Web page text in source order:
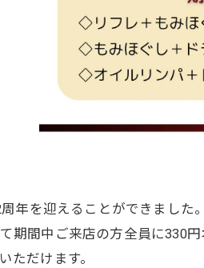
年を迎えることができました。
期間中ご来店の方全員に330円
ただけます。